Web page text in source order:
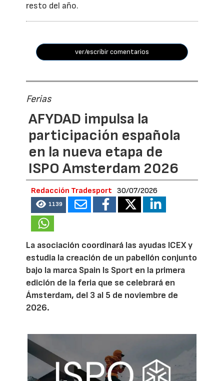
resto del año.
ver/escribir comentarios
Ferias
AFYDAD impulsa la
participación española
en la nueva etapa de
ISPO Amsterdam 2026
Redacción Tradesport 30/07/2026
1139
La asociación coordinará las ayudas ICEX y
estudia la creación de un pabellón conjunto
bajo la marca Spain Is Sport en la primera
edición de la feria que se celebrará en
Ámsterdam, del 3 al 5 de noviembre de
2026.